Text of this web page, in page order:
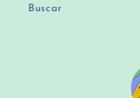
Buscar